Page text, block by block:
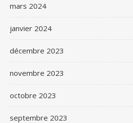
mars 2024
janvier 2024
décembre 2023
novembre 2023
octobre 2023
septembre 2023